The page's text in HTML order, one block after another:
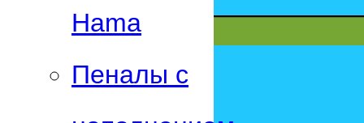
Hama
Пеналы с